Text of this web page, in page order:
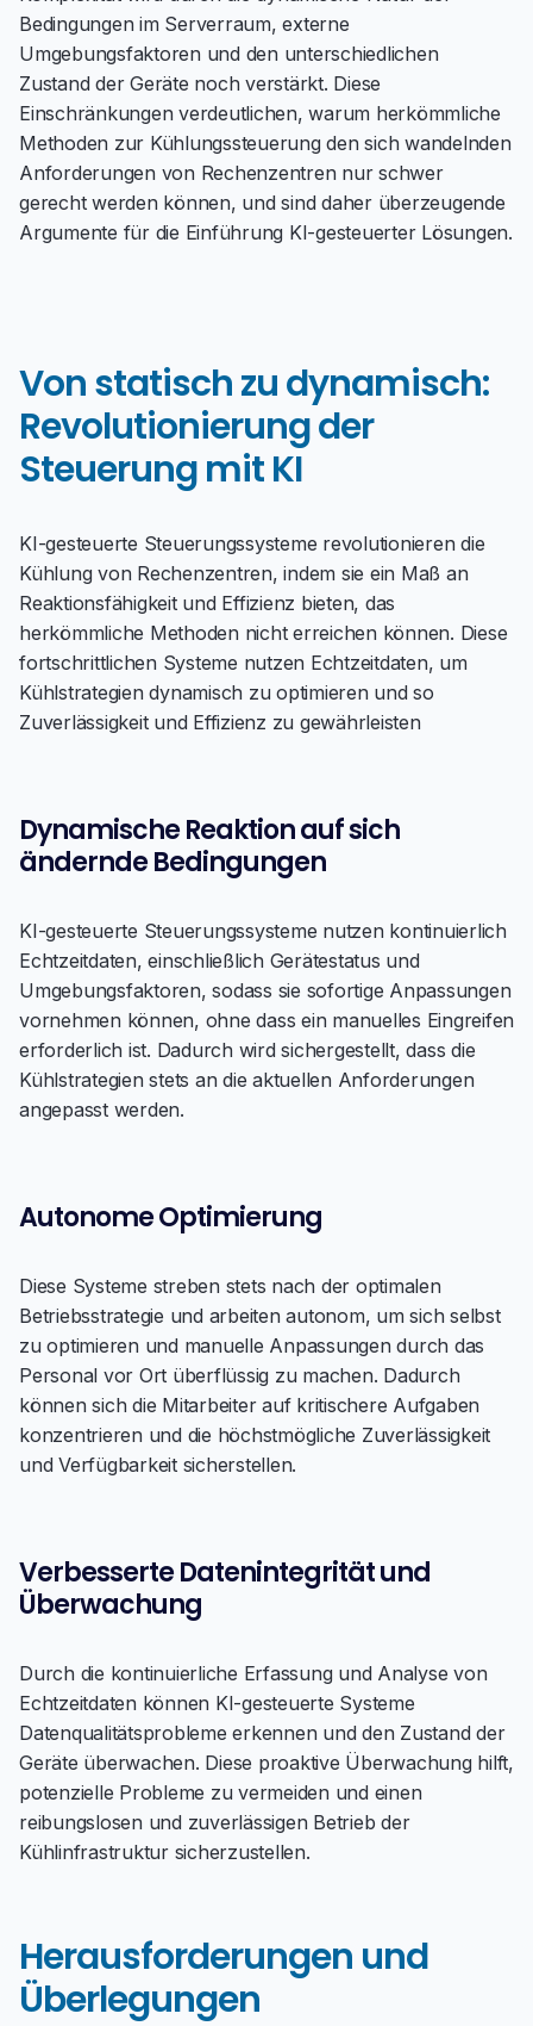
Bedingungen im Serverraum, externe
Umgebungsfaktoren und den unterschiedlichen
Zustand der Geräte noch verstärkt. Diese
Einschränkungen verdeutlichen, warum herkömmliche
Methoden zur Kühlungssteuerung den sich wandelnden
Anforderungen von Rechenzentren nur schwer
gerecht werden können, und sind daher überzeugende
Argumente für die Einführung KI-gesteuerter Lösungen.
Von statisch zu dynamisch:
Revolutionierung der
Steuerung mit KI
KI-gesteuerte Steuerungssysteme revolutionieren die
Kühlung von Rechenzentren, indem sie ein Maß an
Reaktionsfähigkeit und Effizienz bieten, das
herkömmliche Methoden nicht erreichen können. Diese
fortschrittlichen Systeme nutzen Echtzeitdaten, um
Kühlstrategien dynamisch zu optimieren und so
Zuverlässigkeit und Effizienz zu gewährleisten
Dynamische Reaktion auf sich
ändernde Bedingungen
KI-gesteuerte Steuerungssysteme nutzen kontinuierlich
Echtzeitdaten, einschließlich Gerätestatus und
Umgebungsfaktoren, sodass sie sofortige Anpassungen
vornehmen können, ohne dass ein manuelles Eingreifen
erforderlich ist. Dadurch wird sichergestellt, dass die
Kühlstrategien stets an die aktuellen Anforderungen
angepasst werden.
Autonome Optimierung
Diese Systeme streben stets nach der optimalen
Betriebsstrategie und arbeiten autonom, um sich selbst
zu optimieren und manuelle Anpassungen durch das
Personal vor Ort überflüssig zu machen. Dadurch
können sich die Mitarbeiter auf kritischere Aufgaben
konzentrieren und die höchstmögliche Zuverlässigkeit
und Verfügbarkeit sicherstellen.
Verbesserte Datenintegrität und
Überwachung
Durch die kontinuierliche Erfassung und Analyse von
Echtzeitdaten können KI-gesteuerte Systeme
Datenqualitätsprobleme erkennen und den Zustand der
Geräte überwachen. Diese proaktive Überwachung hilft,
potenzielle Probleme zu vermeiden und einen
reibungslosen und zuverlässigen Betrieb der
Kühlinfrastruktur sicherzustellen.
Herausforderungen und
Überlegungen